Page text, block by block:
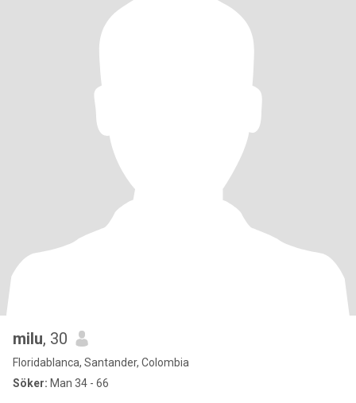
milu, 30
Floridablanca, Santander, Colombia
Söker: Man 34 - 66